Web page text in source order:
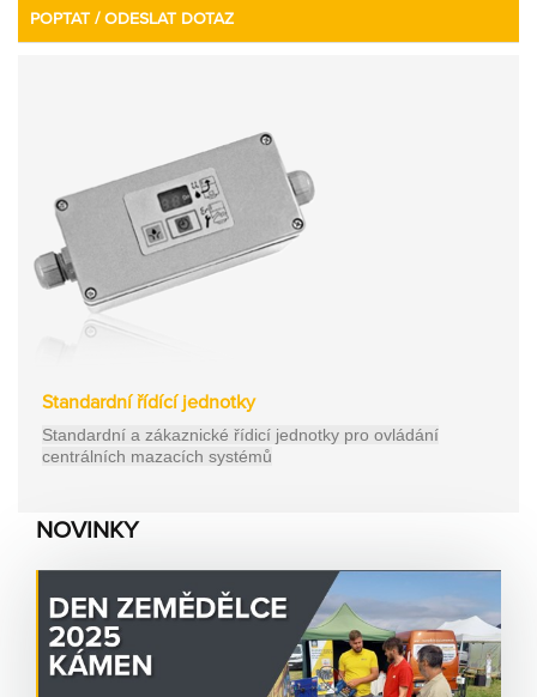
Přihlásit se
Zone
POPTAT / ODESLAT DOTAZ
Standardní řídící jednotky
Standardní a zákaznické řídicí jednotky pro ovládání
centrálních mazacích systémů
NOVINKY